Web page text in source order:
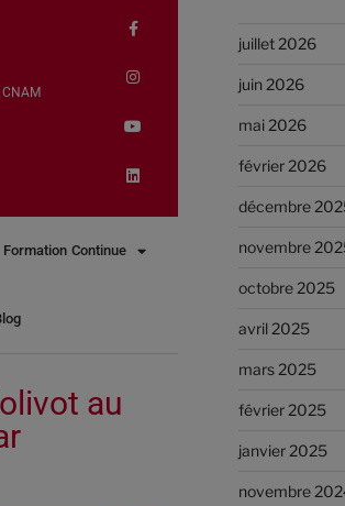
Formation Continue
au
juillet 2026
juin 2026
mai 2026
février 2026
décembre
novembre
octobre 2025
avril 2025
mars 2025
février 2025
janvier 2025
novembre